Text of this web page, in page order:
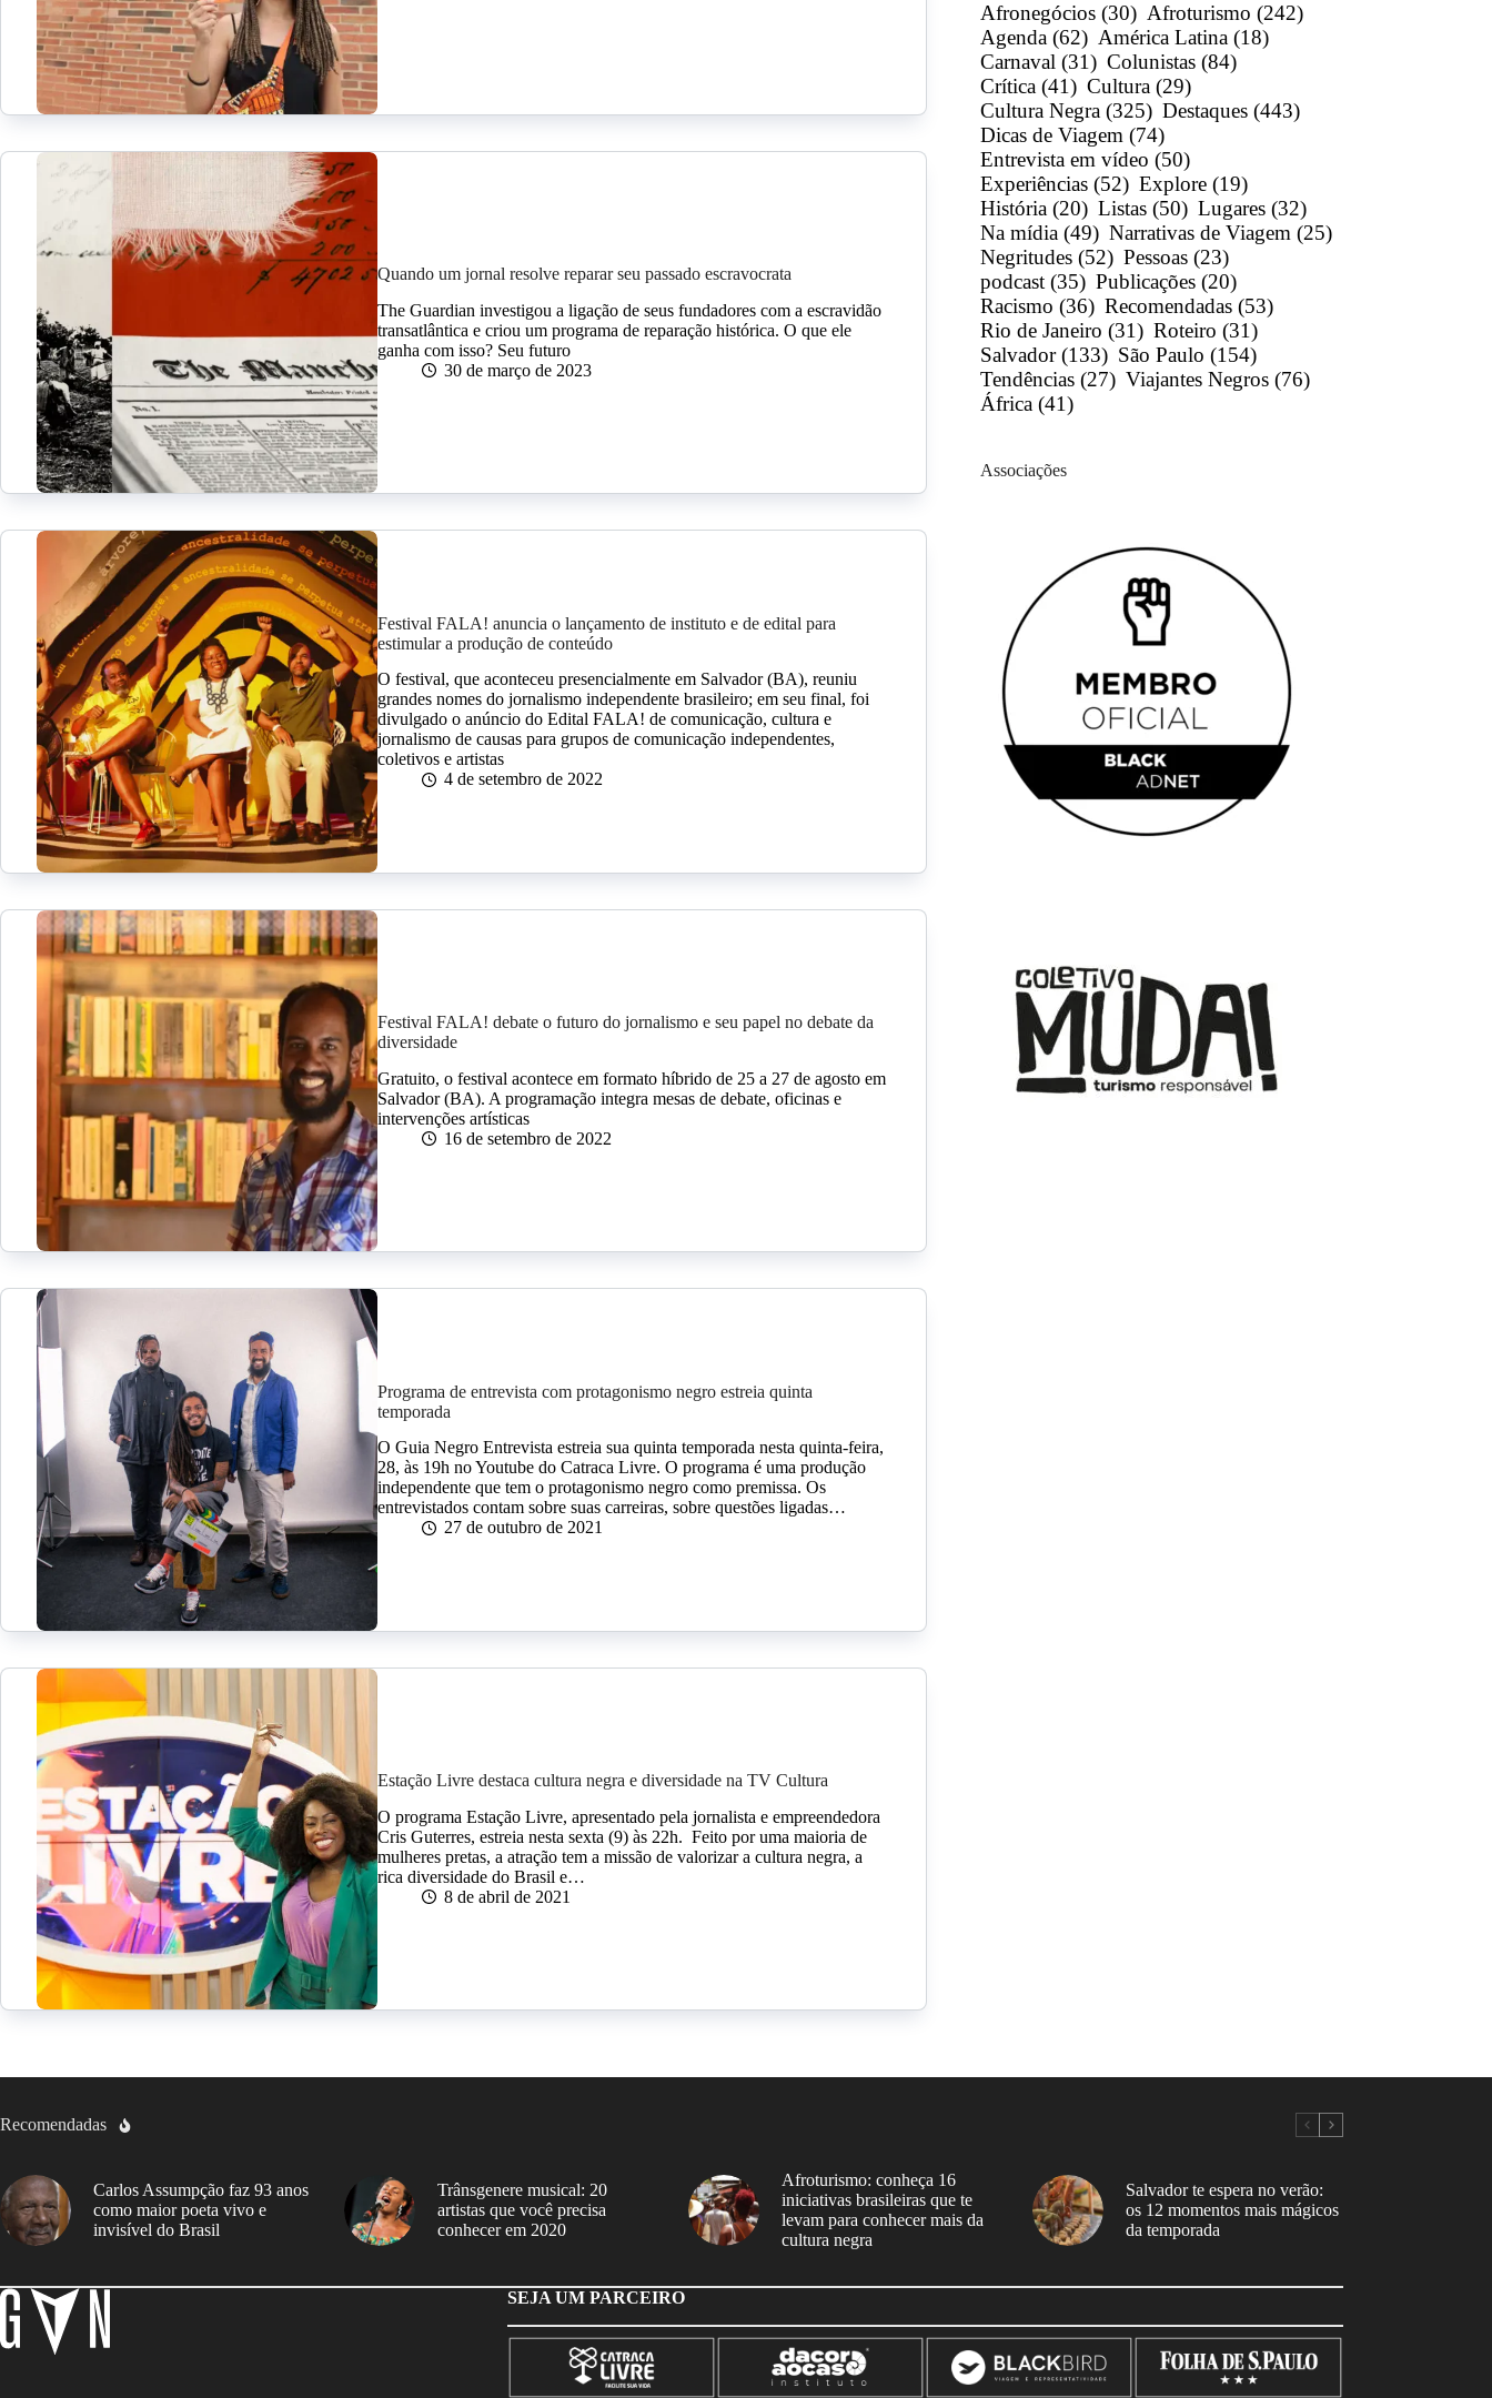
Quando um jornal resolve reparar seu passado escravocrata
The Guardian investigou a ligação de seus fundadores com a escravidão
transatlântica e criou um programa de reparação histórica. O que ele
ganha com isso? Seu futuro
30 de março de 2023
Festival FALA! anuncia o lançamento de instituto e de edital para
estimular a produção de conteúdo
O festival, que aconteceu presencialmente em Salvador (BA), reuniu
grandes nomes do jornalismo independente brasileiro; em seu final, foi
divulgado o anúncio do Edital FALA! de comunicação, cultura e
jornalismo de causas para grupos de comunicação independentes,
coletivos e artistas
4 de setembro de 2022
Festival FALA! debate o futuro do jornalismo e seu papel no debate da
diversidade
Gratuito, o festival acontece em formato híbrido de 25 a 27 de agosto em
Salvador (BA). A programação integra mesas de debate, oficinas e
intervenções artísticas
16 de setembro de 2022
Programa de entrevista com protagonismo negro estreia quinta
temporada
O Guia Negro Entrevista estreia sua quinta temporada nesta quinta-feira,
28, às 19h no Youtube do Catraca Livre. O programa é uma produção
independente que tem o protagonismo negro como premissa. Os
entrevistados contam sobre suas carreiras, sobre questões ligadas…
27 de outubro de 2021
Estação Livre destaca cultura negra e diversidade na TV Cultura
O programa Estação Livre, apresentado pela jornalista e empreendedora
Cris Guterres, estreia nesta sexta (9) às 22h. Feito por uma maioria de
mulheres pretas, a atração tem a missão de valorizar a cultura negra, a
rica diversidade do Brasil e…
8 de abril de 2021
Afronegócios (30) Afroturismo (242)
Agenda (62) América Latina (18)
Carnaval (31) Colunistas (84)
Crítica (41) Cultura (29)
Cultura Negra (325) Destaques (443)
Dicas de Viagem (74)
Entrevista em vídeo (50)
Experiências (52) Explore (19)
História (20) Listas (50) Lugares (32)
Na mídia (49) Narrativas de Viagem (25)
Negritudes (52) Pessoas (23)
podcast (35) Publicações (20)
Racismo (36) Recomendadas (53)
Rio de Janeiro (31) Roteiro (31)
Salvador (133) São Paulo (154)
Tendências (27) Viajantes Negros (76)
África (41)
Associações
Recomendadas
Carlos Assumpção faz 93 anos
como maior poeta vivo e
invisível do Brasil
Trânsgenere musical: 20
artistas que você precisa
conhecer em 2020
Afroturismo: conheça 16
iniciativas brasileiras que te
levam para conhecer mais da
cultura negra
Salvador te espera no verão:
os 12 momentos mais mágicos
da temporada
SEJA UM PARCEIRO